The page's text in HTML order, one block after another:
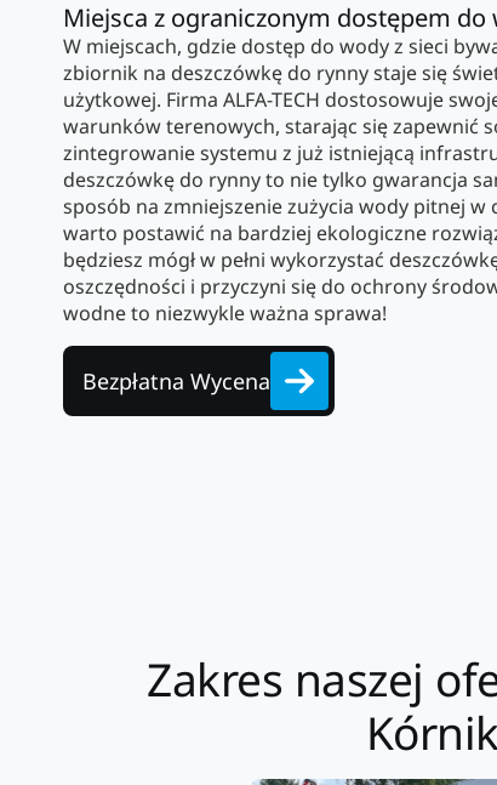
Miejsca z ograniczonym dostępem do
W miejscach, gdzie dostęp do wody z sieci
zbiornik na deszczówkę do rynny staje się
użytkowej. Firma ALFA-TECH dostosowuje
warunków terenowych, starając się zapewnić
zintegrowanie systemu z już istniejącą
deszczówkę do rynny to nie tylko gwarancja
sposób na zmniejszenie zużycia wody pitnej w
warto postawić na bardziej ekologiczne
będziesz mógł w pełni wykorzystać
oszczędności i przyczyni się do ochrony
wodne to niezwykle ważna sprawa!
Bezpłatna Wycena
Zakres naszej